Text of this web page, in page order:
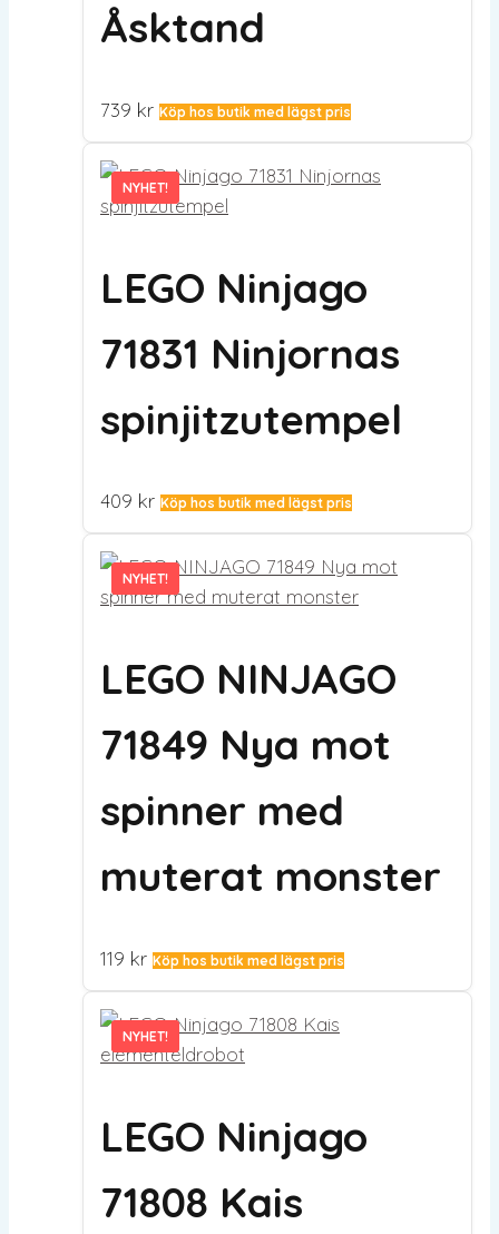
Åsktand
739 kr Köp hos butik med lägst pris
NYHET!
NYHET!
LEGO Ninjago
71831 Ninjornas
spinjitzutempel
409 kr Köp hos butik med lägst pris
NYHET!
NYHET!
LEGO NINJAGO
71849 Nya mot
spinner med
muterat monster
119 kr Köp hos butik med lägst pris
NYHET!
NYHET!
LEGO Ninjago
71808 Kais